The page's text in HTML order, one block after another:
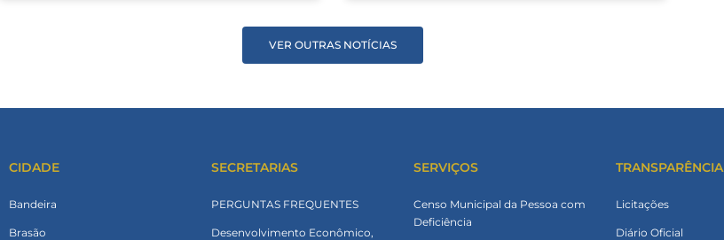
VER OUTRAS NOTÍCIAS
CIDADE
Bandeira
Brasão
SECRETARIAS
PERGUNTAS FREQUENTES
Desenvolvimento Econômico,
SERVIÇOS
Censo Municipal da Pessoa com
Deficiência
TRANSPARÊNCIA
Licitações
Diário Oficial